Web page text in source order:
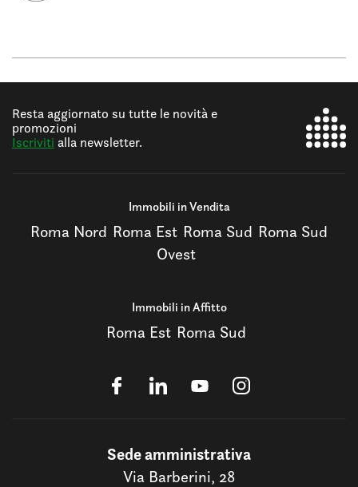
Resta aggiornato su tutte le novità e
promozioni
Iscriviti alla newsletter.
Immobili in Vendita
Roma Nord Roma Est Roma Sud Roma Sud
Ovest
Immobili in Affitto
Roma Est Roma Sud
Sede amministrativa
Via Barberini, 28